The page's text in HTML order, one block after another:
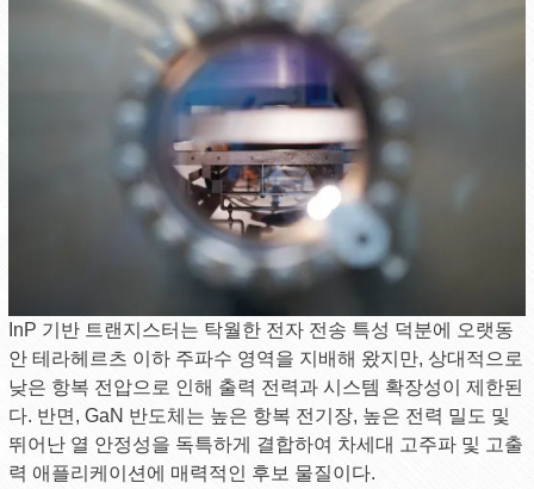
InP 기반 트랜지스터는 탁월한 전자 전송 특성 덕분에 오랫동
안 테라헤르츠 이하 주파수 영역을 지배해 왔지만, 상대적으로
낮은 항복 전압으로 인해 출력 전력과 시스템 확장성이 제한된
다. 반면, GaN 반도체는 높은 항복 전기장, 높은 전력 밀도 및
뛰어난 열 안정성을 독특하게 결합하여 차세대 고주파 및 고출
력 애플리케이션에 매력적인 후보 물질이다.